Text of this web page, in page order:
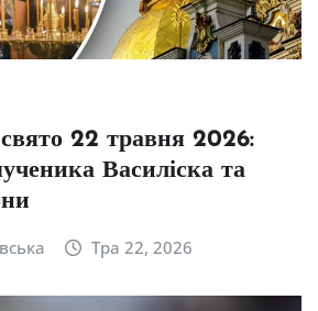
22 травня 2026:
Василіска та
Тра 22, 2026